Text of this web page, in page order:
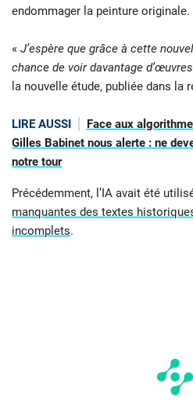
endommager la peinture originale.
« J’espère que grâce à cette
chance de voir davantage d’œuvres
la nouvelle étude, publiée dans la
LIRE AUSSI
Face aux
Gilles Babinet nous alerte : ne
notre tour
Précédemment, l’IA avait été
manquantes des textes
incomplets.